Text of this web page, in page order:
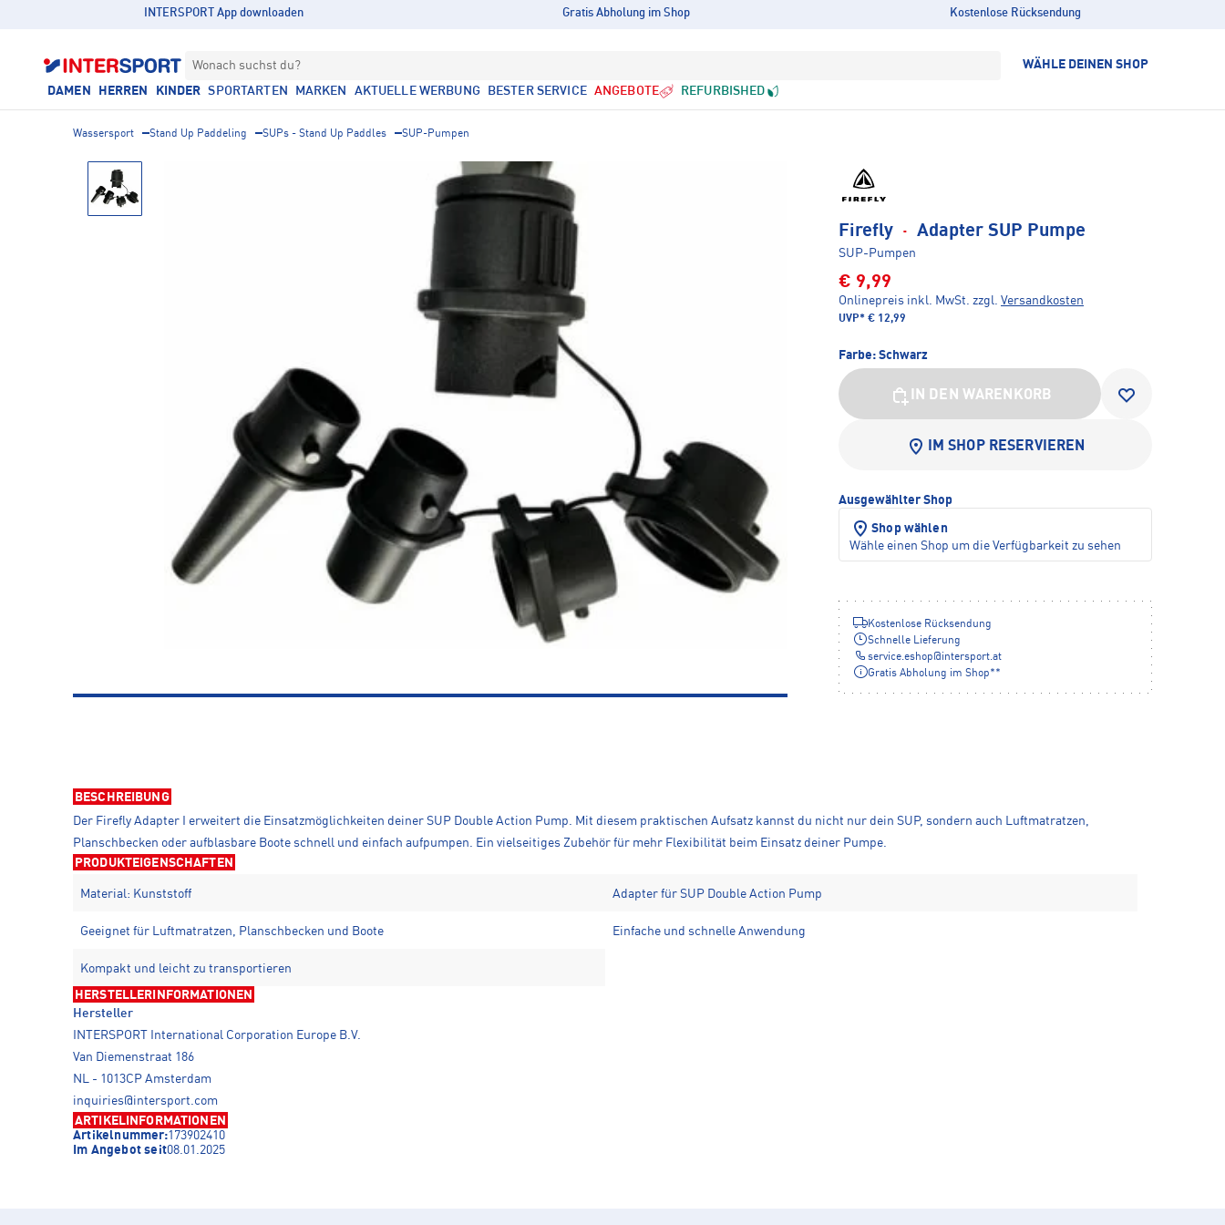
INTERSPORT App downloaden Gratis Abholung im Shop Kostenlose Rücksendung
Wonach suchst du? WÄHLE DEINEN SHOP
DAMEN HERREN KINDER SPORTARTEN MARKEN AKTUELLE WERBUNG BESTER SERVICE ANGEBOTE REFURBISHED
Wassersport Stand Up Paddeling SUPs - Stand Up Paddles SUP-Pumpen
Firefly · Adapter SUP Pumpe
SUP-Pumpen
€ 9,99
Onlinepreis inkl. MwSt. zzgl. Versandkosten
UVP* € 12,99
Farbe: Schwarz
IN DEN WARENKORB
IM SHOP RESERVIEREN
Ausgewählter Shop
Shop wählen
Wähle einen Shop um die Verfügbarkeit zu sehen
Kostenlose Rücksendung
Schnelle Lieferung
service.eshop@ intersport.at
Gratis Abholung im Shop**
BESCHREIBUNG
Der Firefly Adapter I erweitert die Einsatzmöglichkeiten deiner SUP Double Action Pump. Mit diesem praktischen Aufsatz kannst du nicht nur dein SUP, sondern auch Luftmatratzen,
Planschbecken oder aufblasbare Boote schnell und einfach aufpumpen. Ein vielseitiges Zubehör für mehr Flexibilität beim Einsatz deiner Pumpe.
PRODUKTEIGENSCHAFTEN
Material: Kunststoff Adapter für SUP Double Action Pump
Geeignet für Luftmatratzen, Planschbecken und Boote Einfache und schnelle Anwendung
Kompakt und leicht zu transportieren
HERSTELLERINFORMATIONEN
Hersteller
INTERSPORT International Corporation Europe B.V.
Van Diemenstraat 186
NL - 1013CP Amsterdam
inquiries@intersport.com
ARTIKELINFORMATIONEN
Artikelnummer:173902410
Im Angebot seit08.01.2025